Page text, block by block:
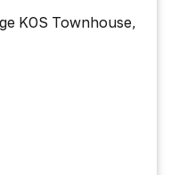
KOS Townhouse,